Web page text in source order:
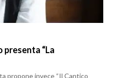
presenta “La
propone invece “Il Cantico